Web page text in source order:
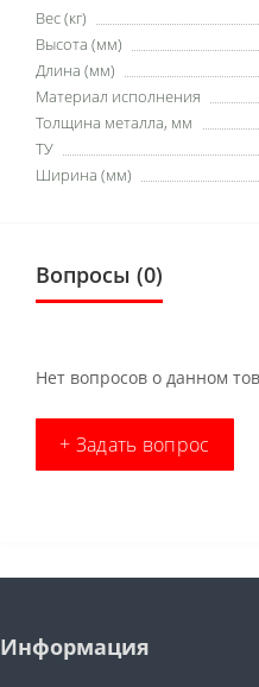
Вес (кг)
Высота (мм)
Длина (мм)
Материал исполнения
Толщина металла, мм
ТУ
Ширина (мм)
Вопросы (0)
Нет вопросов о данном
+ Задать вопрос
Информация